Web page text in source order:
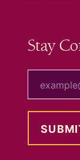
Stay